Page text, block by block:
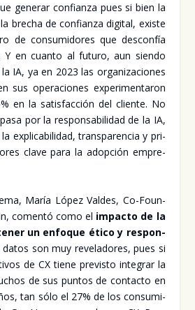
gene­rar con­fian­za pues si bien la
bre­cha de con­fian­za digi­tal, exis­te
de con­su­mi­do­res que des­con­fía
Y en cuan­to al futu­ro, aun sien­do
IA, ya en 2023 las orga­ni­za­cio­nes
sus ope­ra­cio­nes expe­ri­men­ta­ron
en la satis­fac­ción del clien­te. No
por la res­pon­sa­bi­li­dad de la IA,
expli­ca­bi­li­dad, trans­pa­ren­cia y pri­
cla­ve para la adop­ción empre­
María López Val­des, Co-Foun­
comen­tó como el impac­to de la
un enfo­que éti­co y res­pon­
datos son muy reve­la­do­res, pues si
de CX tie­ne pre­vis­to inte­grar la
de sus pun­tos de con­tac­to en
tan sólo el 27% de los con­su­mi­